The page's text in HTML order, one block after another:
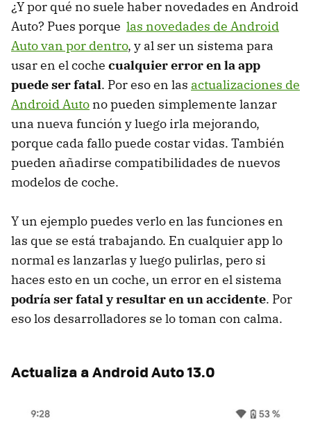
¿Y por qué no suele haber novedades en Android
Auto? Pues porque las novedades de Android
Auto van por dentro, y al ser un sistema para
usar en el coche cualquier error en la app
puede ser fatal. Por eso en las actualizaciones de
Android Auto no pueden simplemente lanzar
una nueva función y luego irla mejorando,
porque cada fallo puede costar vidas. También
pueden añadirse compatibilidades de nuevos
modelos de coche.
Y un ejemplo puedes verlo en las funciones en
las que se está trabajando. En cualquier app lo
normal es lanzarlas y luego pulirlas, pero si
haces esto en un coche, un error en el sistema
podría ser fatal y resultar en un accidente. Por
eso los desarrolladores se lo toman con calma.
Actualiza a Android Auto 13.0